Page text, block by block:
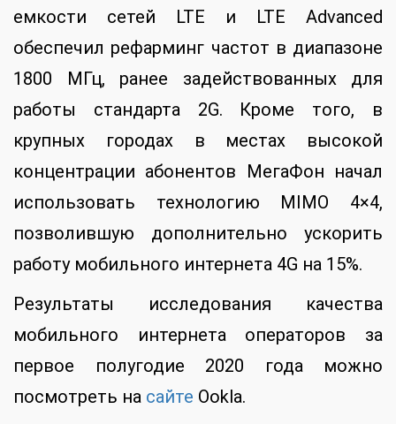
емкости сетей LTE и LTE Advanced
обеспечил рефарминг частот в диапазоне
1800 МГц, ранее задействованных для
работы стандарта 2G. Кроме того, в
крупных городах в местах высокой
концентрации абонентов МегаФон начал
использовать технологию MIMO 4×4,
позволившую дополнительно ускорить
работу мобильного интернета 4G на 15%.
Результаты исследования качества
мобильного интернета операторов за
первое полугодие 2020 года можно
посмотреть на сайте Ookla.